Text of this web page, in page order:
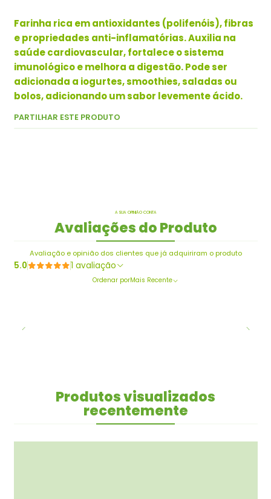
Farinha rica em antioxidantes (polifenóis), fibras
e propriedades anti-inflamatórias. Auxilia na
saúde cardiovascular, fortalece o sistema
imunológico e melhora a digestão. Pode ser
adicionada a iogurtes, smoothies, saladas ou
bolos, adicionando um sabor levemente ácido.
PARTILHAR ESTE PRODUTO
A SUA OPINIÃO CONTA
Avaliações do Produto
Avaliação e opinião dos clientes que já adquiriram o produto
5.0 1 avaliação
Ordenar porMais Recente
Produtos visualizados
recentemente